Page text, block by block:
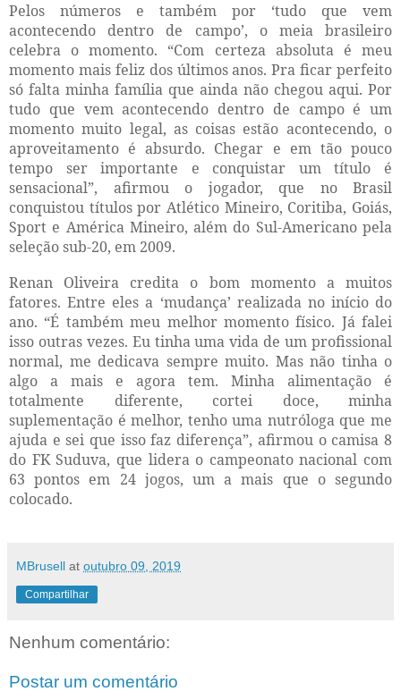
Pelos números e também por ‘tudo que vem
acontecendo dentro de campo’, o meia brasileiro
celebra o momento. “Com certeza absoluta é meu
momento mais feliz dos últimos anos. Pra ficar perfeito
só falta minha família que ainda não chegou aqui. Por
tudo que vem acontecendo dentro de campo é um
momento muito legal, as coisas estão acontecendo, o
aproveitamento é absurdo. Chegar e em tão pouco
tempo ser importante e conquistar um título é
sensacional”, afirmou o jogador, que no Brasil
conquistou títulos por Atlético Mineiro, Coritiba, Goiás,
Sport e América Mineiro, além do Sul-Americano pela
seleção sub-20, em 2009.
Renan Oliveira credita o bom momento a muitos
fatores. Entre eles a ‘mudança’ realizada no início do
ano. “É também meu melhor momento físico. Já falei
isso outras vezes. Eu tinha uma vida de um profissional
normal, me dedicava sempre muito. Mas não tinha o
algo a mais e agora tem. Minha alimentação é
totalmente diferente, cortei doce, minha
suplementação é melhor, tenho uma nutróloga que me
ajuda e sei que isso faz diferença”, afirmou o camisa 8
do FK Suduva, que lidera o campeonato nacional com
63 pontos em 24 jogos, um a mais que o segundo
colocado.
MBrusell at outubro 09, 2019
Compartilhar
Nenhum comentário:
Postar um comentário